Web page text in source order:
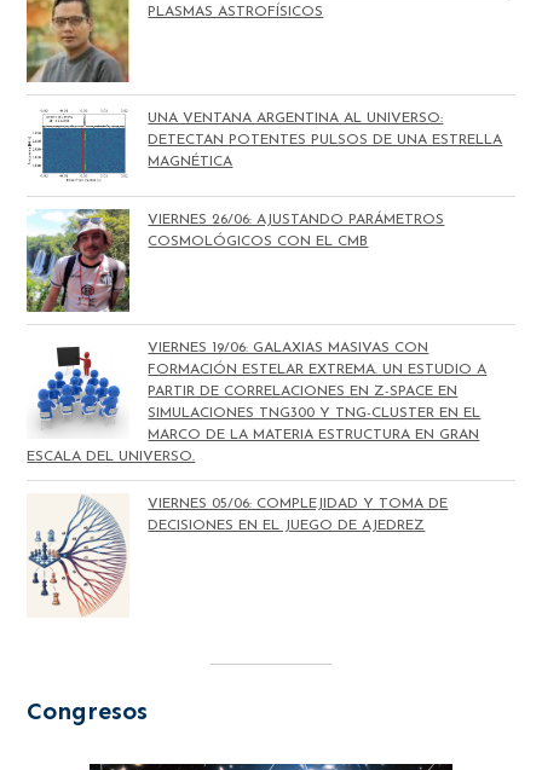
PLASMAS ASTROFÍSICOS
UNA VENTANA ARGENTINA AL UNIVERSO:
DETECTAN POTENTES PULSOS DE UNA ESTRELLA
MAGNÉTICA
VIERNES 26/06: AJUSTANDO PARÁMETROS
COSMOLÓGICOS CON EL CMB
VIERNES 19/06: GALAXIAS MASIVAS CON
FORMACIÓN ESTELAR EXTREMA. UN ESTUDIO A
PARTIR DE CORRELACIONES EN Z-SPACE EN
SIMULACIONES TNG300 Y TNG-CLUSTER EN EL
MARCO DE LA MATERIA ESTRUCTURA EN GRAN
ESCALA DEL UNIVERSO.
VIERNES 05/06: COMPLEJIDAD Y TOMA DE
DECISIONES EN EL JUEGO DE AJEDREZ
Congresos